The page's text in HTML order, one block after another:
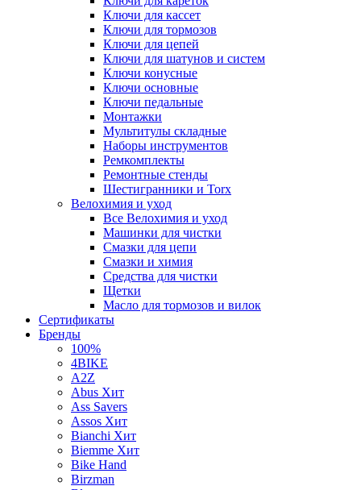
Ключи для кассет
Ключи для тормозов
Ключи для цепей
Ключи для шатунов и систем
Ключи конусные
Ключи основные
Ключи педальные
Монтажки
Мультитулы складные
Наборы инструментов
Ремкомплекты
Ремонтные стенды
Шестигранники и Torx
Велохимия и уход
Все Велохимия и уход
Машинки для чистки
Смазки для цепи
Смазки и химия
Средства для чистки
Щетки
Масло для тормозов и вилок
Сертификаты
Бренды
100%
4BIKE
A2Z
Abus Хит
Ass Savers
Assos Хит
Bianchi Хит
Biemme Хит
Bike Hand
Birzman